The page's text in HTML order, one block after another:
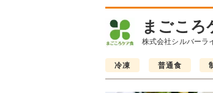
まごころ
株式会社シルバーラ
冷凍 普通食